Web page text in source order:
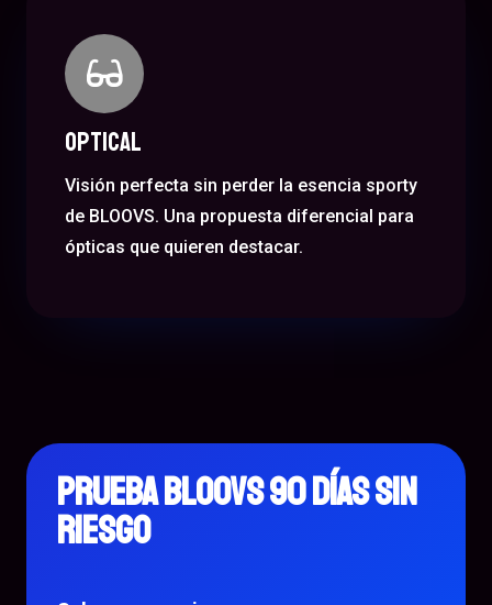
Optical
Visión perfecta sin perder la esencia sporty
de BLOOVS. Una propuesta diferencial para
ópticas que quieren destacar.
PRUEBA BLOOVS 90 DÍAS SIN
RIESGO